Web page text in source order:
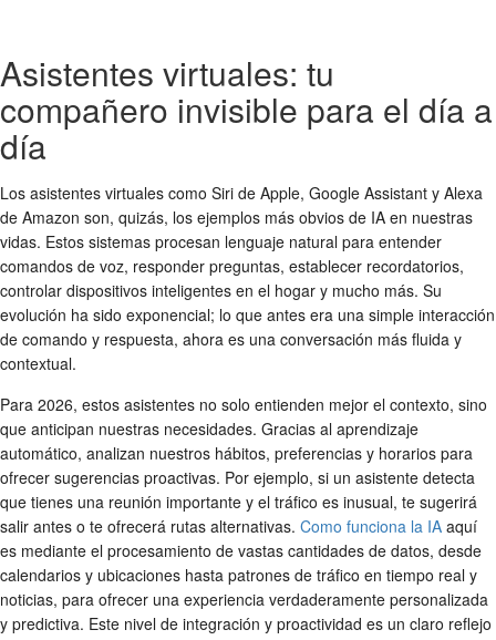
Asistentes virtuales: tu
compañero invisible para el día a
día
Los asistentes virtuales como Siri de Apple, Google Assistant y Alexa
de Amazon son, quizás, los ejemplos más obvios de IA en nuestras
vidas. Estos sistemas procesan lenguaje natural para entender
comandos de voz, responder preguntas, establecer recordatorios,
controlar dispositivos inteligentes en el hogar y mucho más. Su
evolución ha sido exponencial; lo que antes era una simple interacción
de comando y respuesta, ahora es una conversación más fluida y
contextual.
Para 2026, estos asistentes no solo entienden mejor el contexto, sino
que anticipan nuestras necesidades. Gracias al aprendizaje
automático, analizan nuestros hábitos, preferencias y horarios para
ofrecer sugerencias proactivas. Por ejemplo, si un asistente detecta
que tienes una reunión importante y el tráfico es inusual, te sugerirá
salir antes o te ofrecerá rutas alternativas. Como funciona la IA aquí
es mediante el procesamiento de vastas cantidades de datos, desde
calendarios y ubicaciones hasta patrones de tráfico en tiempo real y
noticias, para ofrecer una experiencia verdaderamente personalizada
y predictiva. Este nivel de integración y proactividad es un claro reflejo